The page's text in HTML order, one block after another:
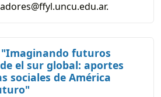
"Imaginando futuros
el sur global: aportes
sociales de América